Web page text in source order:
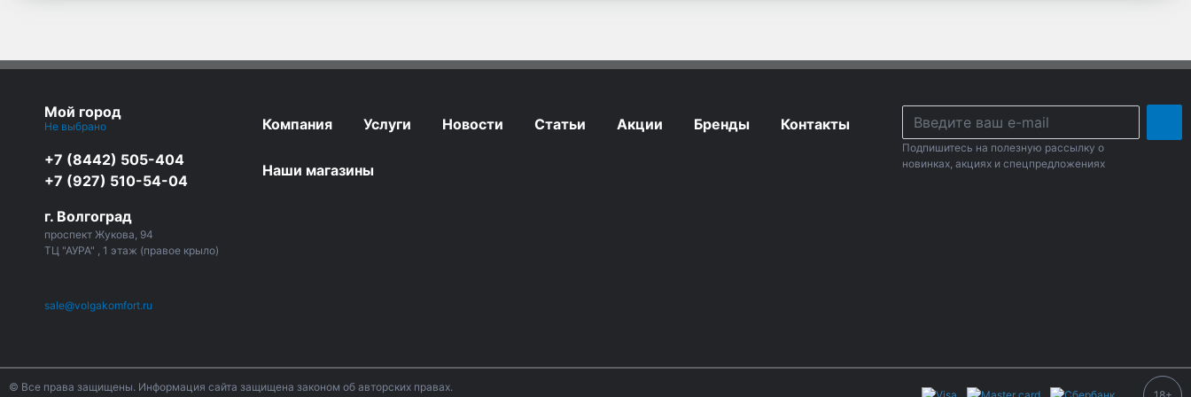
Мой город
Не выбрано
+7 (8442) 505-404
+7 (927) 510-54-04
г. Волгоград
проспект Жукова, 94
ТЦ "АУРА" , 1 этаж (правое крыло)
sale@volgakomfort.ru
Компания Услуги Новости Статьи Акции Бренды Контакты
Наши магазины
Подпишитесь на полезную рассылку о
новинках, акциях и спецпредложениях
© Все права защищены. Информация сайта защищена законом об авторских правах.